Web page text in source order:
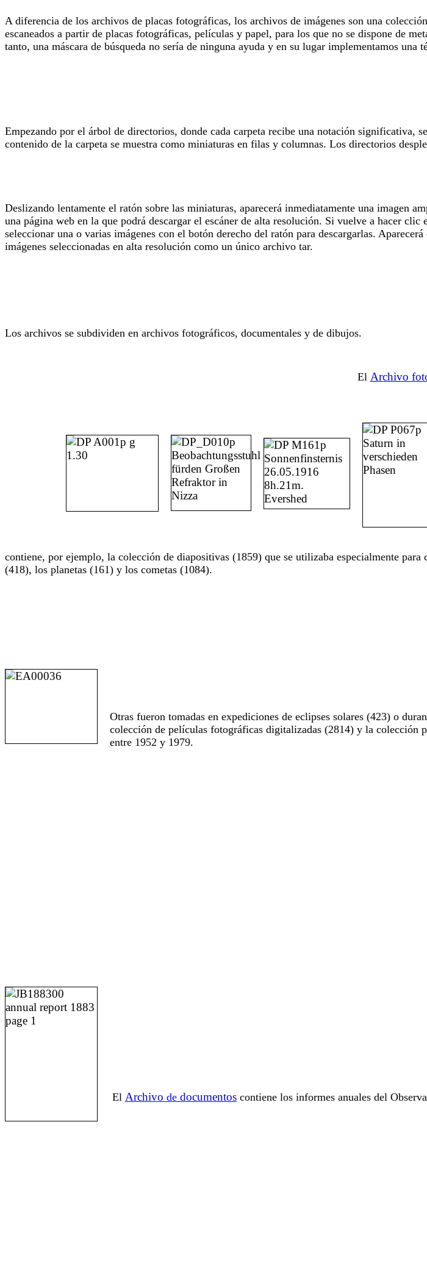
A diferencia de los archivos de placas fotográficas, los archivos de imágenes son una
escaneados a partir de placas fotográficas, películas y papel, para los que no se dispone de
tanto, una máscara de búsqueda no sería de ninguna ayuda y en su lugar implementamos una
Empezando por el árbol de directorios, donde cada carpeta recibe una notación significativa,
contenido de la carpeta se muestra como miniaturas en filas y columnas. Los directorios
Deslizando lentamente el ratón sobre las miniaturas, aparecerá inmediatamente una imagen
una página web en la que podrá descargar el escáner de alta resolución. Si vuelve a hacer
seleccionar una o varias imágenes con el botón derecho del ratón para descargarlas.
imágenes seleccionadas en alta resolución como un único archivo tar.
Los archivos se subdividen en archivos fotográficos, documentales y de dibujos.
El Archivo
contiene, por ejemplo, la colección de diapositivas (1859) que se utilizaba especialmente
(418), los planetas (161) y los cometas (1084).
Otras fueron tomadas en expediciones de eclipses solares (423) o
colección de películas fotográficas digitalizadas (2814) y la
entre 1952 y 1979.
El Archivo de documentos contiene los informes anuales del